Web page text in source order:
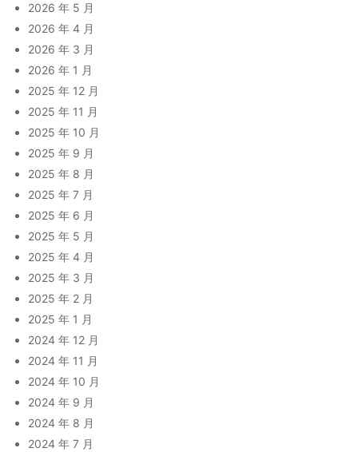
2026 年 5 月
2026 年 4 月
2026 年 3 月
2026 年 1 月
2025 年 12 月
2025 年 11 月
2025 年 10 月
2025 年 9 月
2025 年 8 月
2025 年 7 月
2025 年 6 月
2025 年 5 月
2025 年 4 月
2025 年 3 月
2025 年 2 月
2025 年 1 月
2024 年 12 月
2024 年 11 月
2024 年 10 月
2024 年 9 月
2024 年 8 月
2024 年 7 月